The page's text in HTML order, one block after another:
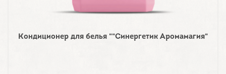
Кондиционер для белья ""Синергетик Аромамагия"